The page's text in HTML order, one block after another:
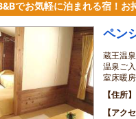
でお気軽に泊まれる宿！お
ペン
蔵王温
温泉ご
室床暖
住所
アク